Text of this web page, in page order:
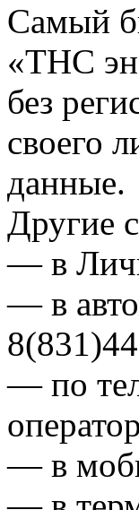
Самый
«ТНС
без
своего
данные.
Другие
— в
— в
— по
— в